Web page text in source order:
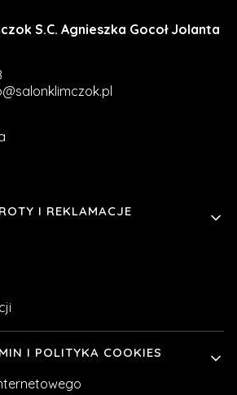
S.C. Agnieszka Gocoł Jolanta
I REKLAMACJE
I POLITYKA COOKIES